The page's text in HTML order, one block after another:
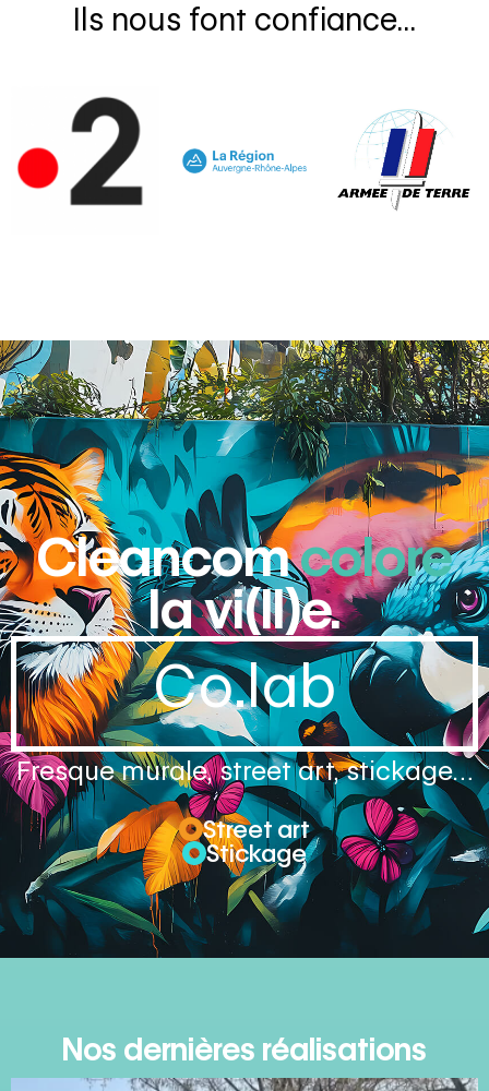
Ils nous font confiance...
Cleancomcolore
la vi(ll)e.
Co.lab
Fresque murale, street art, stickage…
Street art
Stickage
Nos dernières réalisations